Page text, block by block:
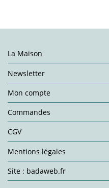
La Maison
Newsletter
Mon compte
Commandes
CGV
Mentions légales
Site : badaweb.fr